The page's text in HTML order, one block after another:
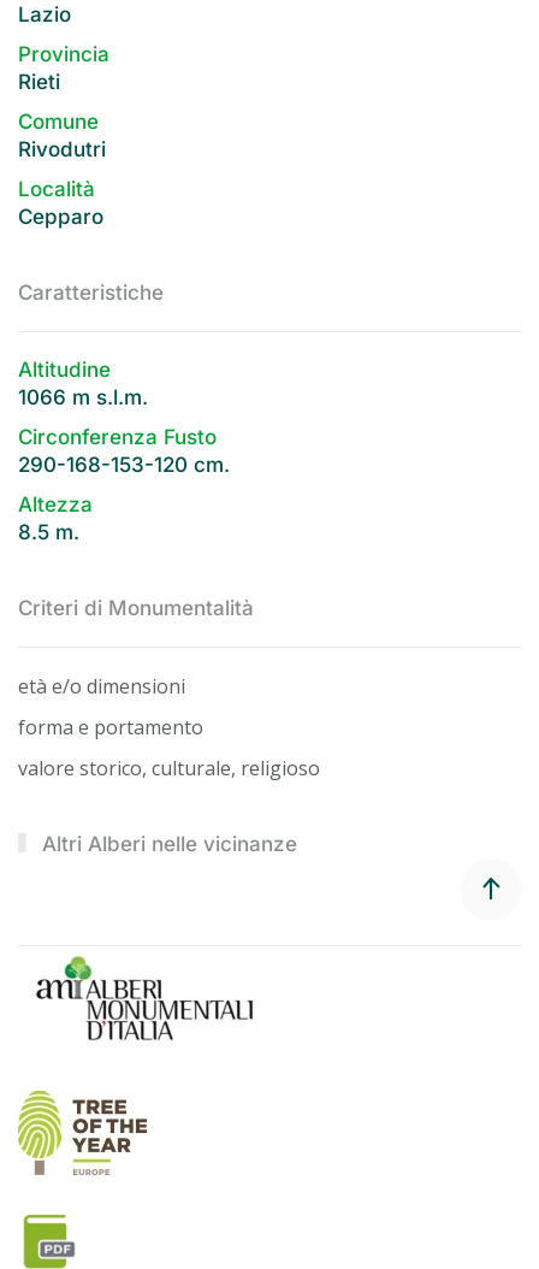
Lazio
Provincia
Rieti
Comune
Rivodutri
Località
Cepparo
Caratteristiche
Altitudine
1066 m s.l.m.
Circonferenza Fusto
290-168-153-120 cm.
Altezza
8.5 m.
Criteri di Monumentalità
età e/o dimensioni
forma e portamento
valore storico, culturale, religioso
Altri Alberi nelle vicinanze